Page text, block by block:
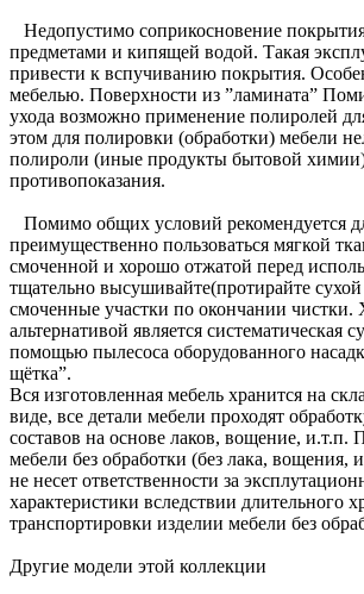
Недопустимо соприкосновение
предметами и кипящей водой. Такая
привести к вспучиванию покрытия.
мебелью. Поверхности из ”ламината”
ухода возможно применение полиролей
этом для полировки (обработки) мебели
полироли (иные продукты бытовой
противопоказания.
Помимо общих условий рекомендуется
преимущественно пользоваться мягкой
смоченной и хорошо отжатой перед
тщательно высушивайте(протирайте
смоченные участки по окончании чистки.
альтернативой является систематическая
помощью пылесоса оборудованного
щётка”.
Вся изготовленная мебель хранится на
виде, все детали мебели проходят
составов на основе лаков, вощение, и.т.п.
мебели без обработки (без лака, вощения,
не несет ответственности за
характеристики вследствии длительного
транспортировки изделии мебели без
Другие модели этой коллекции